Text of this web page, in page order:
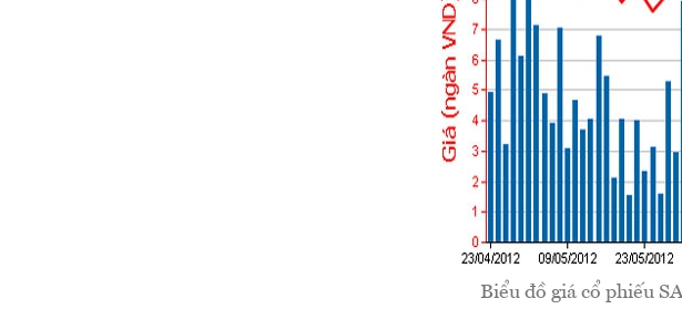
Biểu đồ giá cổ phiếu